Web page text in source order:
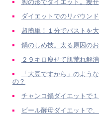
脚の形でダイエット。痩
ダイエットでのリバウン
超簡単！１分でバストを
鍋のしめ技。太る原因の
２９キロ痩せて肌荒れ解
「大豆ですから」のよう
の？
チャンコ鍋ダイエットで
ビール酵母ダイエットで